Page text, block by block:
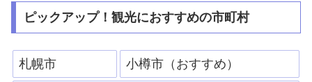
ピックアップ！観光におすすめの市町村
札幌市 小樽市（おすすめ）